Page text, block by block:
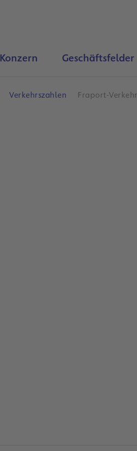
Konzern Geschäftsfelder
Verkehrszahlen Fraport-